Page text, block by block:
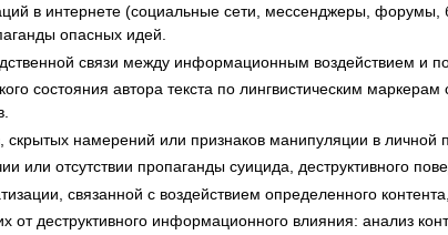
в интернете (социальные сети, мессенджеры, форумы,
опасных идей.
связи между информационным воздействием и
состояния автора текста по лингвистическим
скрытых намерений или признаков манипуляции в
или отсутствии пропаганды суицида, деструктивного
связанной с воздействием определенного
от деструктивного информационного влияния: анализ